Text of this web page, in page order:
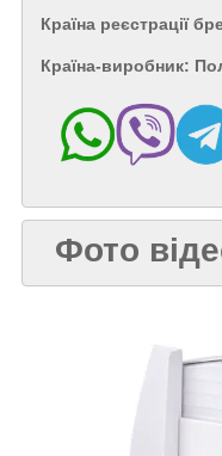
Країна реєстрації
Країна-виробник:
Фото